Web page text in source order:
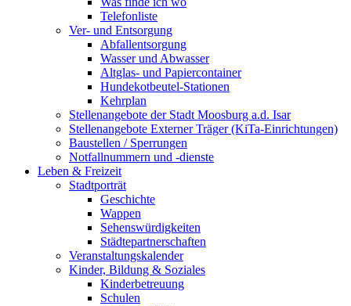
Telefonliste
Ver- und Entsorgung
Abfallentsorgung
Wasser und Abwasser
Altglas- und Papiercontainer
Hundekotbeutel-Stationen
Kehrplan
Stellenangebote der Stadt Moosburg a.d. Isar
Stellenangebote Externer Träger (KiTa-Einrichtungen)
Baustellen / Sperrungen
Notfallnummern und -dienste
Leben & Freizeit
Stadtporträt
Geschichte
Wappen
Sehenswürdigkeiten
Städtepartnerschaften
Veranstaltungskalender
Kinder, Bildung & Soziales
Kinderbetreuung
Schulen